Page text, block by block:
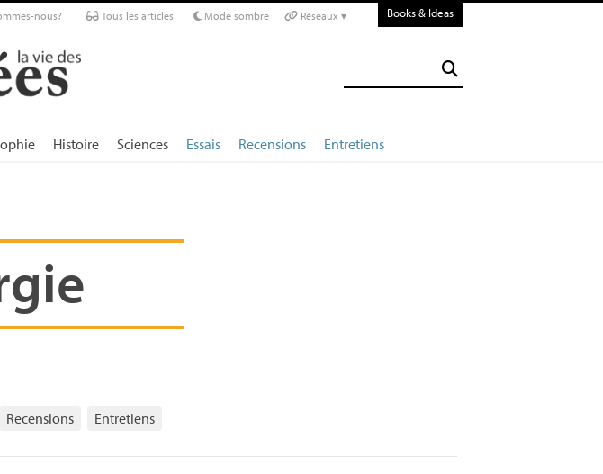
nous? Tous les articles Mode sombre Réseaux ▾ Books & Ideas
Histoire Sciences Essais Recensions Entretiens
Recensions Entretiens